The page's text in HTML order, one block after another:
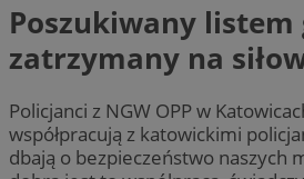
Poszukiwany listem
zatrzymany na
Policjanci z NGW OPP w
współpracują z katowickimi
dbają o bezpieczeństwo naszych